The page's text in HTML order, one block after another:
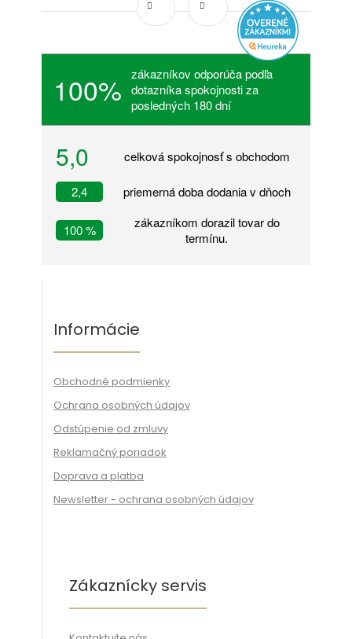
100%
zákazníkov odporúča podľa
dotazníka spokojnosti za
posledných 180 dní
5,0 celková spokojnosť s obchodom
2,4 priemerná doba dodania v dňoch
100 %
zákazníkom dorazil tovar do
termínu.
Informácie
Obchodné podmienky
Ochrana osobných údajov
Odstúpenie od zmluvy
Reklamačný poriadok
Doprava a platba
Newsletter - ochrana osobných údajov
Zákaznícky servis